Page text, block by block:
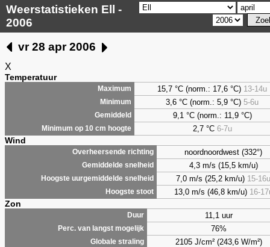
Weerstatistieken Ell -
2006
vr 28 apr 2006
X
Temperatuur
Maximum 15,7 °C (norm.: 17,6 °C) 13-14u
Minimum 3,6 °C (norm.: 5,9 °C) 5-6u
Gemiddeld 9,1 °C (norm.: 11,9 °C)
Minimum op 10 cm hoogte 2,7°C 6-7u
Wind
Overheersende richting noordnoordwest (332°)
Gemiddelde snelheid 4,3 m/s (15,5 km/u)
Hoogste uurgemiddelde snelheid 7,0 m/s (25,2 km/u) 15-16u
Hoogste stoot 13,0 m/s (46,8 km/u) 16-
Zon
Duur 11,1 uur
Perc. van langst mogelijk 76%
Globale straling 2105 J/cm² (243,6 W/m²)